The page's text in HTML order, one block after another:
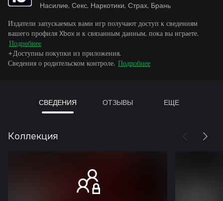
Насилие, Секс, Наркотики, Страх, Брань
Издатели запускаемых вами игр получают доступ к сведениям
вашего профиля Xbox и к связанным данным, пока вы играете.
Подробнее
+Доступны покупки из приложения.
Сведения о родительском контроле. Подробнее
СВЕДЕНИЯ ОТЗЫВЫ ЕЩЕ
Коллекция